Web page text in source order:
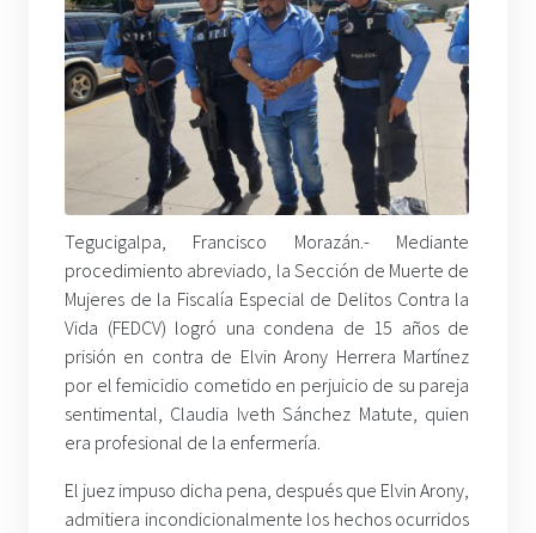
Tegucigalpa, Francisco Morazán.- Mediante
procedimiento abreviado, la Sección de Muerte de
Mujeres de la Fiscalía Especial de Delitos Contra la
Vida (FEDCV) logró una condena de 15 años de
prisión en contra de Elvin Arony Herrera Martínez
por el femicidio cometido en perjuicio de su pareja
sentimental, Claudia Iveth Sánchez Matute, quien
era profesional de la enfermería.
El juez impuso dicha pena, después que Elvin Arony,
admitiera incondicionalmente los hechos ocurridos